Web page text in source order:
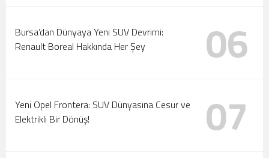
Bursa’dan Dünyaya Yeni SUV Devrimi:
Renault Boreal Hakkında Her Şey
06
Yeni Opel Frontera: SUV Dünyasına Cesur ve
Elektrikli Bir Dönüş!
07